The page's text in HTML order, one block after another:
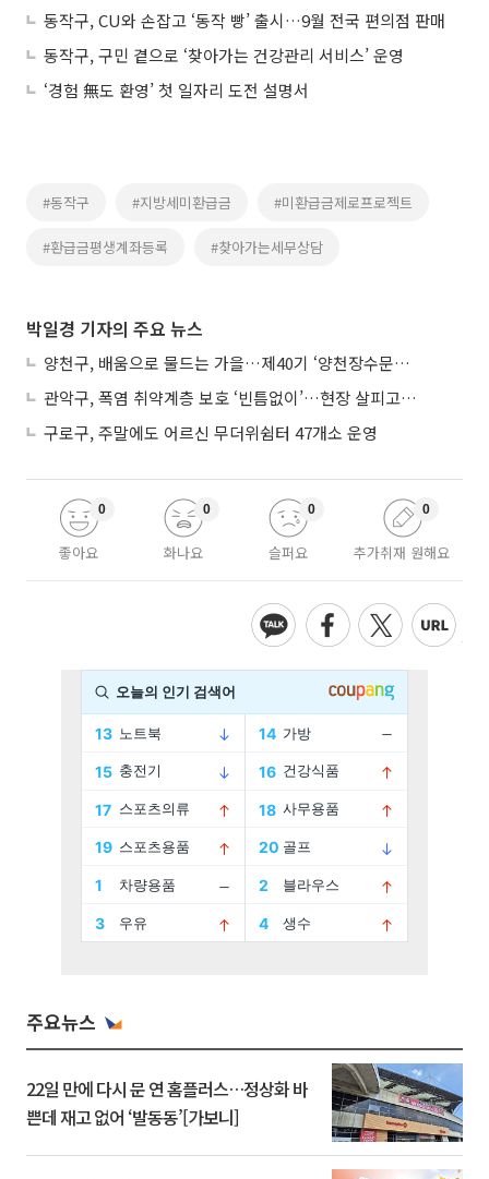
동작구, CU와 손잡고 ‘동작 빵’ 출시…9월 전국 편의점 판매
동작구, 구민 곁으로 ‘찾아가는 건강관리 서비스’ 운영
‘경험 無도 환영’ 첫 일자리 도전 설명서
#동작구 #지방세미환급금 #미환급금제로프로젝트
#환급금평생계좌등록 #찾아가는세무상담
박일경 기자의 주요 뉴스
양천구, 배움으로 물드는 가을…제40기 ‘양천장수문화대학’ 수강생 모집
관악구, 폭염 취약계층 보호 ‘빈틈없이’…현장 살피고 지원 넓힌다
구로구, 주말에도 어르신 무더위쉼터 47개소 운영
좋아요
0
화나요
0
슬퍼요
0
추가취재 원해요
0
주요뉴스
22일 만에 다시 문 연 홈플러스…정상화 바
쁜데 재고 없어 ‘발동동’[가보니]